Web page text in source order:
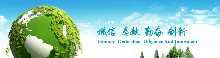
医院文化
联系我们
中医科（1楼南侧）
急诊科（1楼东北侧）
超声科（2楼东北侧）
五官科专家
中医肾病专家
中医科专家
手术室设备
血液净化中心设备
超声科设备
健康之家
专题专栏
风采之星
公益活动
交通指南